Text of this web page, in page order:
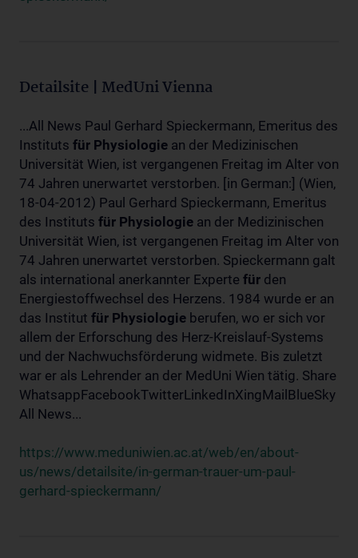
Detailsite | MedUni Vienna
...All News Paul Gerhard Spieckermann, Emeritus des
Instituts für Physiologie an der Medizinischen
Universität Wien, ist vergangenen Freitag im Alter von
74 Jahren unerwartet verstorben. [in German:] (Wien,
18-04-2012) Paul Gerhard Spieckermann, Emeritus
des Instituts für Physiologie an der Medizinischen
Universität Wien, ist vergangenen Freitag im Alter von
74 Jahren unerwartet verstorben. Spieckermann galt
als international anerkannter Experte für den
Energiestoffwechsel des Herzens. 1984 wurde er an
das Institut für Physiologie berufen, wo er sich vor
allem der Erforschung des Herz-Kreislauf-Systems
und der Nachwuchsförderung widmete. Bis zuletzt
war er als Lehrender an der MedUni Wien tätig. Share
WhatsappFacebookTwitterLinkedInXingMailBlueSky
All News...
https://www.meduniwien.ac.at/web/en/about-
us/news/detailsite/in-german-trauer-um-paul-
gerhard-spieckermann/